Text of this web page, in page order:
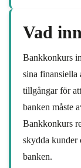
Vad
Bankkonkurs
sina finansiella
tillgångar för
banken måste
Bankkonkurs
skydda kunder
banken.